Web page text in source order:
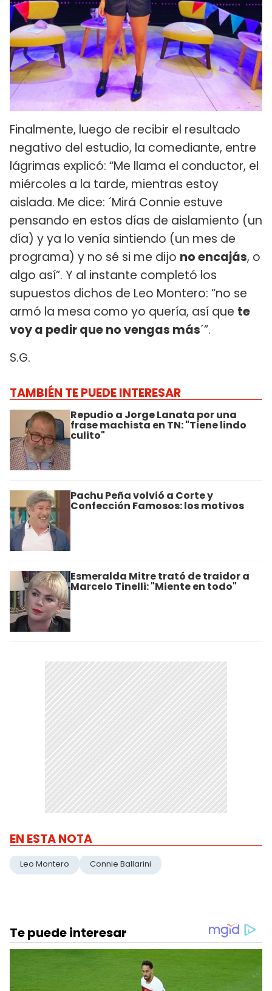
Finalmente, luego de recibir el resultado
negativo del estudio, la comediante, entre
lágrimas explicó: “Me llama el conductor, el
miércoles a la tarde, mientras estoy
aislada. Me dice: ´Mirá Connie estuve
pensando en estos días de aislamiento (un
día) y ya lo venía sintiendo (un mes de
programa) y no sé si me dijo no encajás, o
algo así”. Y al instante completó los
supuestos dichos de Leo Montero: “no se
armó la mesa como yo quería, así que te
voy a pedir que no vengas más´”.
S.G.
TAMBIÉN TE PUEDE INTERESAR
Repudio a Jorge Lanata por una
frase machista en TN: "Tiene lindo
culito"
Pachu Peña volvió a Corte y
Confección Famosos: los motivos
Esmeralda Mitre trató de traidor a
Marcelo Tinelli: "Miente en todo"
EN ESTA NOTA
Leo Montero Connie Ballarini